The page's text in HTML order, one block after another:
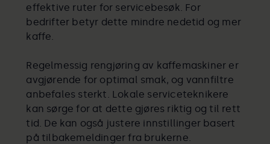
effektive ruter for servicebesøk. For
bedrifter betyr dette mindre nedetid og mer
kaffe.
Regelmessig rengjøring av kaffemaskiner er
avgjørende for optimal smak, og vannfiltre
anbefales sterkt. Lokale serviceteknikere
kan sørge for at dette gjøres riktig og til rett
tid. De kan også justere innstillinger basert
på tilbakemeldinger fra brukerne.